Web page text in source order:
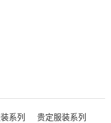
系列
贵定服装系列